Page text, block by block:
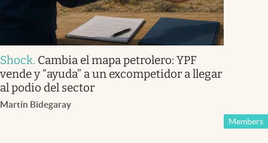
Shock. Cambia el mapa petrolero: YPF
vende y “ayuda” a un excompetidor a llegar
al podio del sector
Martín Bidegaray
Members